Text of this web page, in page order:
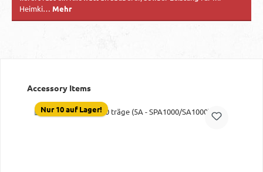
Heimki… Mehr
Produktgalerie überspringen
Accessory Items
Nur 10 auf Lager!